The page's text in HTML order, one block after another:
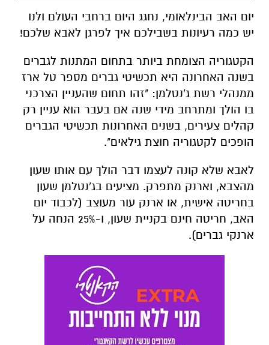
יום האב הבינלאומי, נחגג היום ברחבי העולם ולנו
יש כמה רעיונות בשבילכם איך לפרגן לאבא שלכם!
הקטגוריה הצומחת ביותר בתחום המתנות לגברים
בשנה האחרונה היא תכשיטי גברים מספר טל ארז
ממנהלי רשת ג'נטלמן: "זהו תחום שהעניין הצרכני
בו הולך ומתרחב מידי שנה אם בעבר הוא עניין רק
קהלים צעירים, בשנים האחרונות תכשיטי הגברים
הופכים לקטגוריה חוצת גילאים".
לאבא שלא קונה לעצמו דבר הולך עם אותו שעון
מהצבא, וארנק מתפרק. מציעים בג'נטלמן שעון
בחריטה אישית, או ארנק עור מעוצב (לכבוד יום
האב, חריטה חינם בקניית שעון, ו-25% הנחה על
ארנקי גברים).